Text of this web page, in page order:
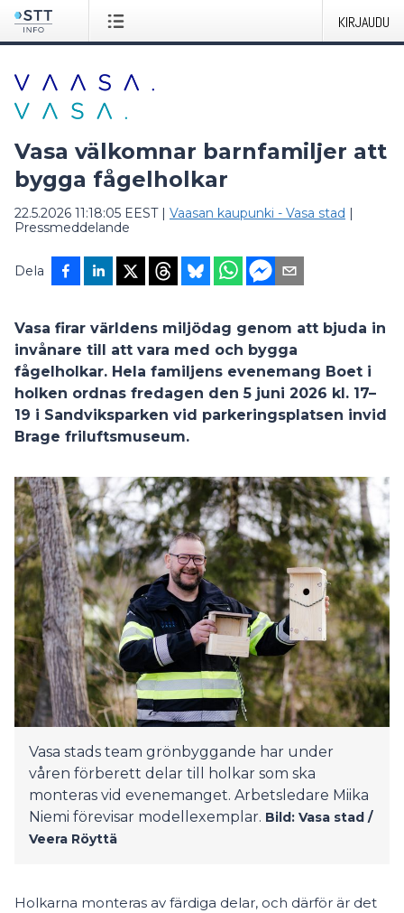
KIRJAUDU
Vasa välkomnar barnfamiljer att
bygga fågelholkar
22.5.2026 11:18:05 EEST| Vaasan kaupunki - Vasa stad |
Pressmeddelande
Dela
Vasa firar världens miljödag genom att bjuda in
invånare till att vara med och bygga
fågelholkar. Hela familjens evenemang Boet i
holken ordnas fredagen den 5 juni 2026 kl. 17–
19 i Sandviksparken vid parkeringsplatsen invid
Brage friluftsmuseum.
Vasa stads team grönbyggande har under
våren förberett delar till holkar som ska
monteras vid evenemanget. Arbetsledare Miika
Niemi förevisar modellexemplar. Bild: Vasa stad /
Veera Röyttä
Holkarna monteras av färdiga delar, och därför är det